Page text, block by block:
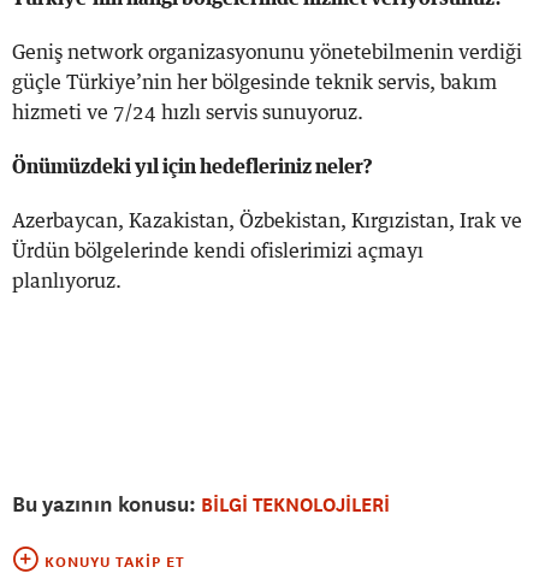
Geniş network organizasyonunu yönetebilmenin verdiği
güçle Türkiye’nin her bölgesinde teknik servis, bakım
hizmeti ve 7/24 hızlı servis sunuyoruz.
Önümüzdeki yıl için hedefleriniz neler?
Azerbaycan, Kazakistan, Özbekistan, Kırgızistan, Irak ve
Ürdün bölgelerinde kendi ofislerimizi açmayı
planlıyoruz.
Bu yazının konusu: BİLGİ TEKNOLOJİLERİ
KONUYU TAKIP ET